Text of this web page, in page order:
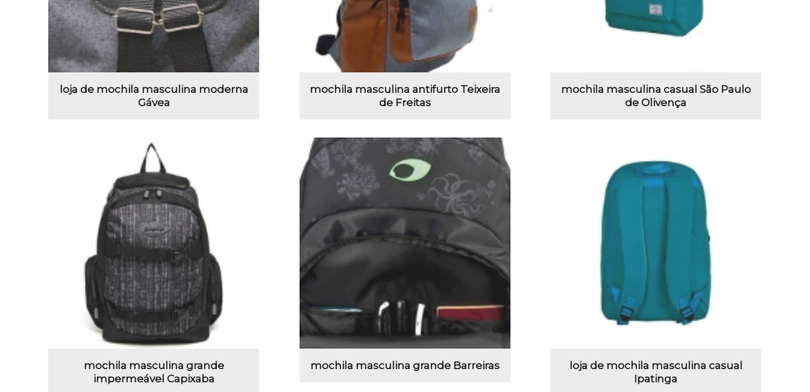
loja de mochila masculina moderna
Gávea
mochila masculina antifurto Teixeira
de Freitas
mochila masculina casual São Paulo
de Olivença
mochila masculina grande
impermeável Capixaba
mochila masculina grande Barreiras
loja de mochila masculina casual
Ipatinga